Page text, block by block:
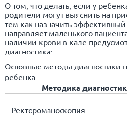
О том, что делать, если у
родители могут выяснить на
тем как назначить
направляет маленького
наличии крови в кале
диагностика:
Основные методы диагностики
ребенка
Методика
Ректороманоскопия